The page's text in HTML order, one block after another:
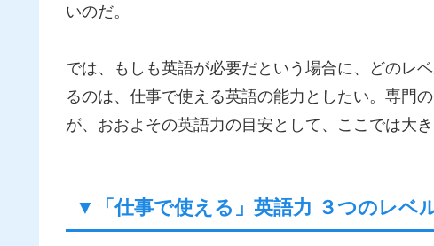
いのだ。
では、もしも英語が必要だという場合に、どのレ
るのは、仕事で使える英語の能力としたい。専門
が、おおよその英語力の目安として、ここでは大
▼「仕事で使える」英語力 ３つのレベ